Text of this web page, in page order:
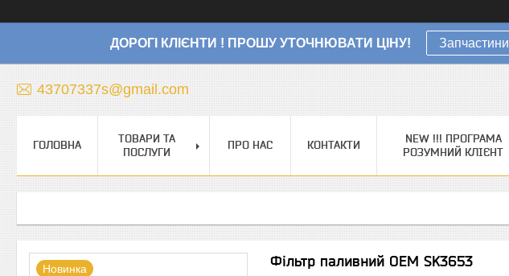
ДОРОГІ КЛІЄНТИ ! ПРОШУ УТОЧНЮВАТИ ЦІНУ! Запчастини
43707337s@gmail.com
ГОЛОВНА
ТОВАРИ ТА
ПОСЛУГИ
ПРО НАС КОНТАКТИ
NEW !!! ПРОГРАМА
РОЗУМНИЙ КЛІЄНТ
Новинка Фільтр паливний OEM SK3653